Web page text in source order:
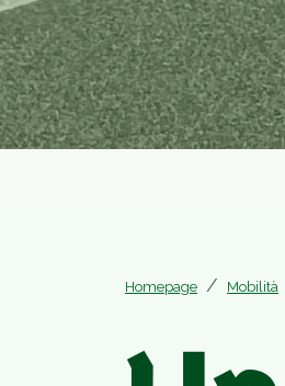
Homepage Mobilità